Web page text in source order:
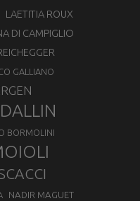
LAETITIA ROUX
DI CAMPIGLIO
GALLIANO
BORMOLINI
NADIR MAGUET